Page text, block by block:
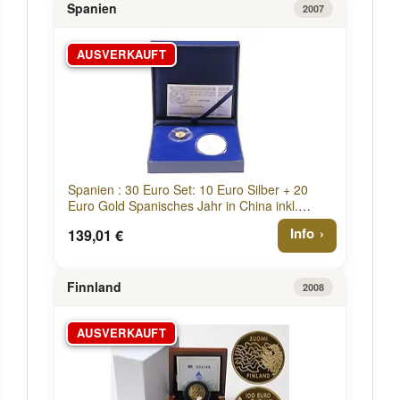
Spanien 2007
AUSVERKAUFT
Spanien : 30 Euro Set: 10 Euro Silber + 20
Euro Gold Spanisches Jahr in China inkl.
139,01 € Info
Finnland 2008
AUSVERKAUFT